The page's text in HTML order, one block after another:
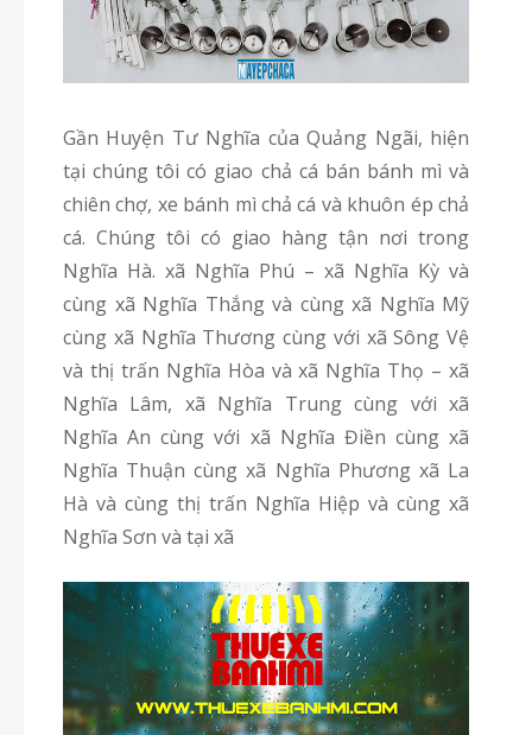
Gần Huyện Tư Nghĩa của Quảng Ngãi, hiện
tại chúng tôi có giao chả cá bán bánh mì và
chiên chợ, xe bánh mì chả cá và khuôn ép chả
cá. Chúng tôi có giao hàng tận nơi trong
Nghĩa Hà. xã Nghĩa Phú – xã Nghĩa Kỳ và
cùng xã Nghĩa Thắng và cùng xã Nghĩa Mỹ
cùng xã Nghĩa Thương cùng với xã Sông Vệ
và thị trấn Nghĩa Hòa và xã Nghĩa Thọ – xã
Nghĩa Lâm, xã Nghĩa Trung cùng với xã
Nghĩa An cùng với xã Nghĩa Điền cùng xã
Nghĩa Thuận cùng xã Nghĩa Phương xã La
Hà và cùng thị trấn Nghĩa Hiệp và cùng xã
Nghĩa Sơn và tại xã